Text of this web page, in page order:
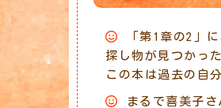
「第1章の2」
探し物が見つかっ
この本は過去の自
まるで喜美子